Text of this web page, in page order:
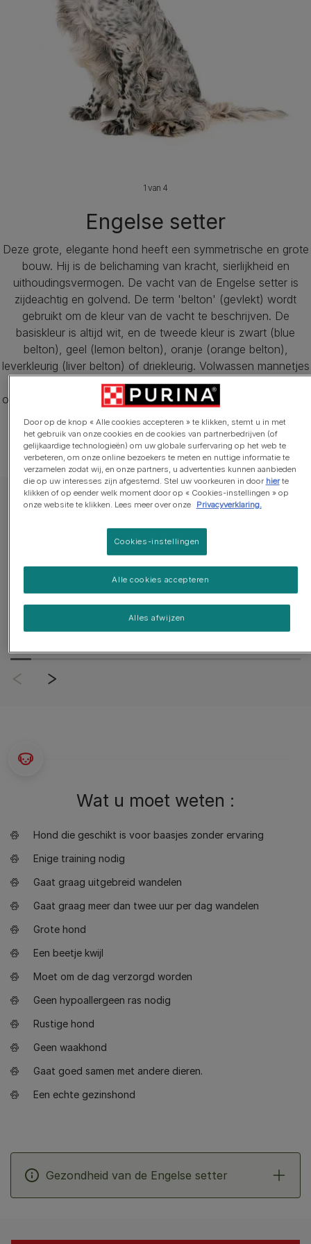
Engelse setter
Deze grote, elegante hond heeft een symmetrische en grote
bouw. Hij is de belichaming van kracht, sierlijkheid en
uithoudingsvermogen. De vacht van de Engelse setter is
zijdeachtig en golvend. De term 'belton' (gevlekt) wordt
gebruikt om de kleur van de vacht te beschrijven. De
basiskleur is altijd wit, en de tweede kleur is zwart (blue
belton), geel (lemon belton), oranje (orange belton),
leverkleurig (liver belton) of driekleurig. Volwassen mannetjes
hebben een schofthoogte van 65-69 cm en wegen
ongeveer 28,5 kg. Volwassen vrouwtjes zijn 61-65 cm en 27
1 van 4
Levensduur
Wat u moet weten :
Hond die geschikt is voor baasjes zonder ervaring
Enige training nodig
Gaat graag uitgebreid wandelen
Gaat graag meer dan twee uur per dag wandelen
Grote hond
Een beetje kwijl
Moet om de dag verzorgd worden
Geen hypoallergeen ras nodig
Rustige hond
Geen waakhond
Gaat goed samen met andere dieren.
Een echte gezinshond
Gezondheid van de Engelse setter
Door op de knop « Alle cookies accepteren » te klikken, stemt u in met
het gebruik van onze cookies en de cookies van partnerbedrijven (of
gelijkaardige technologieën) om uw globale surfervaring op het web te
verbeteren, om onze online bezoekers te meten en nuttige informatie te
verzamelen zodat wij, en onze partners, u advertenties kunnen aanbieden
die op uw interesses zijn afgestemd. Stel uw voorkeuren in door hierte
klikken of op eender welk moment door op « Cookies-instellingen » op
onze website te klikken. Lees meer over onze
Privacyverklaring.
Cookies-instellingen
Alles afwijzen
Alle cookies accepteren